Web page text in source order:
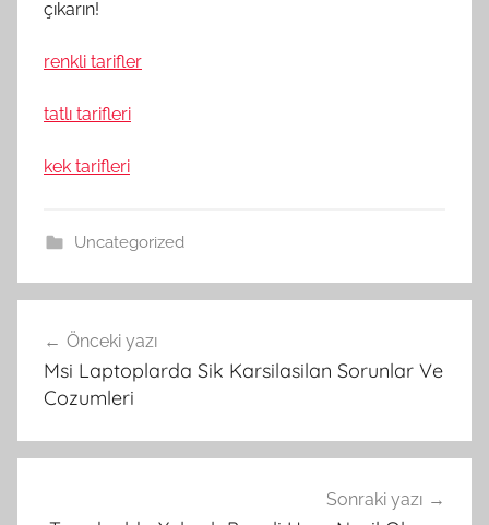
çıkarın!
renkli tarifler
tatlı tarifleri
kek tarifleri
Uncategorized
gezinmesi
Önceki yazı
Msi Laptoplarda Sik Karsilasilan Sorunlar Ve
Cozumleri
Sonraki yazı